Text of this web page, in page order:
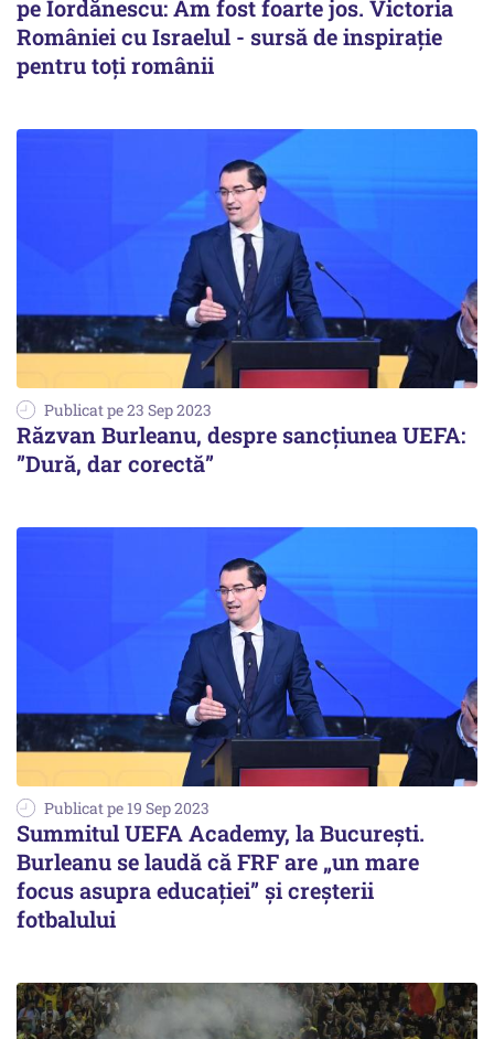
pe Iordănescu: Am fost foarte jos. Victoria
României cu Israelul - sursă de inspirație
pentru toți românii
Publicat pe 23 Sep 2023
Răzvan Burleanu, despre sancțiunea UEFA:
”Dură, dar corectă”
Publicat pe 19 Sep 2023
Summitul UEFA Academy, la București.
Burleanu se laudă că FRF are „un mare
focus asupra educaţiei” și creșterii
fotbalului